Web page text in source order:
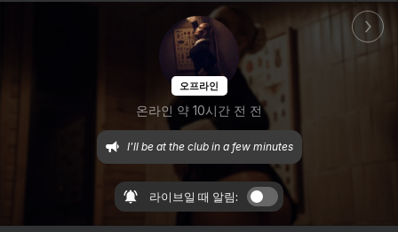
오프라인
온라인 약 10시간 전 전
I'll be at the club in a few minutes
라이브일 때 알림: